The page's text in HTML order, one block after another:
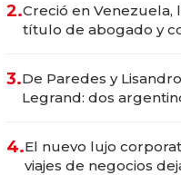
2.Creció en Venezuela,
título de abogado y
3.De Paredes y
Legrand: dos
4.El nuevo lujo
viajes de negocios